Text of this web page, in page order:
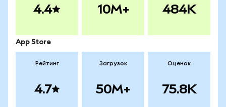
4.4 10M+ 484K
App Store
Рейтинг
4.7
Загрузок
50M+
Оценок
75.8K